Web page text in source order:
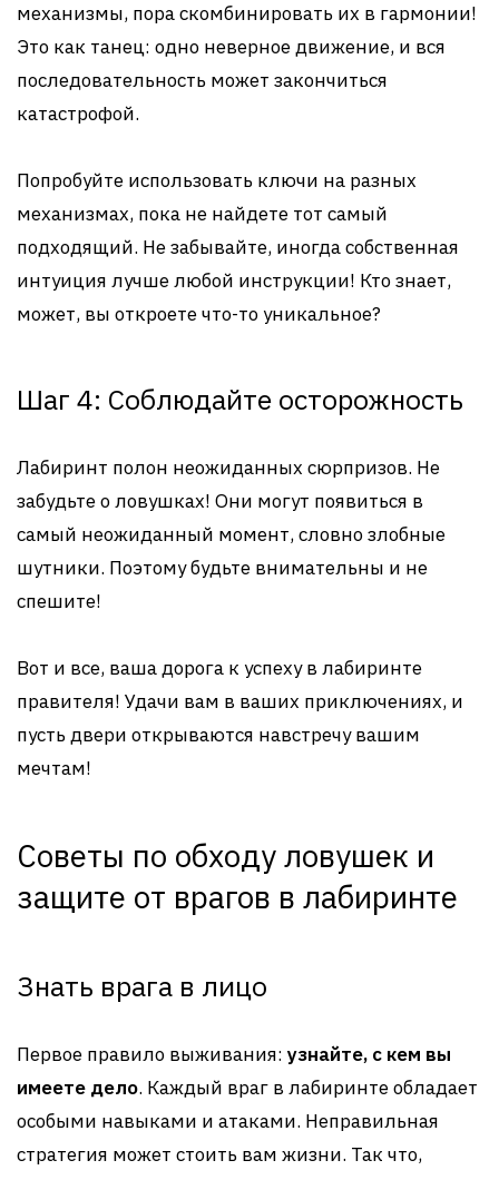
механизмы, пора скомбинировать их в гармонии!
Это как танец: одно неверное движение, и вся
последовательность может закончиться
катастрофой.
Попробуйте использовать ключи на разных
механизмах, пока не найдете тот самый
подходящий. Не забывайте, иногда собственная
интуиция лучше любой инструкции! Кто знает,
может, вы откроете что-то уникальное?
Шаг 4: Соблюдайте осторожность
Лабиринт полон неожиданных сюрпризов. Не
забудьте о ловушках! Они могут появиться в
самый неожиданный момент, словно злобные
шутники. Поэтому будьте внимательны и не
спешите!
Вот и все, ваша дорога к успеху в лабиринте
правителя! Удачи вам в ваших приключениях, и
пусть двери открываются навстречу вашим
мечтам!
Советы по обходу ловушек и
защите от врагов в лабиринте
Знать врага в лицо
Первое правило выживания: узнайте, с кем вы
имеете дело. Каждый враг в лабиринте обладает
особыми навыками и атаками. Неправильная
стратегия может стоить вам жизни. Так что,